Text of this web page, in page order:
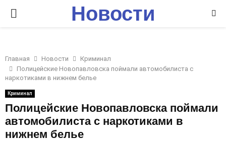
P
I
M
A
Новости
Главная Новости
Криминал
Полицейские Новопавловска поймали автомобилиста с
наркотиками в нижнем белье
Криминал
Полицейские Новопавловска поймали
автомобилиста с наркотиками в
нижнем белье